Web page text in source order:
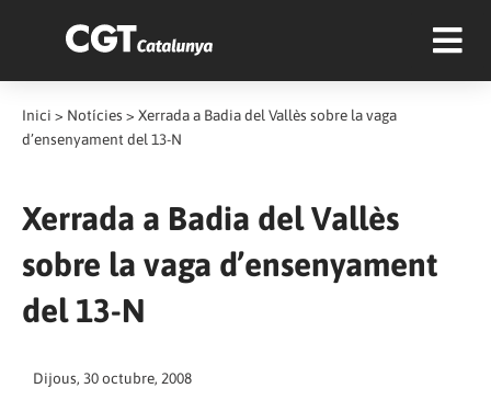
Inici > Notícies > Xerrada a Badia del Vallès sobre la vaga
d’ensenyament del 13-N
Xerrada a Badia del Vallès
sobre la vaga d’ensenyament
del 13-N
Dijous, 30 octubre, 2008